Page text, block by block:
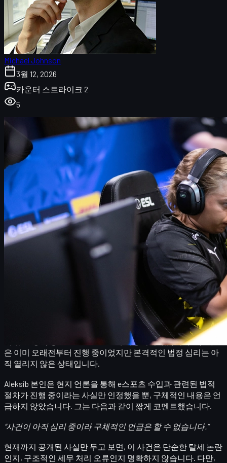
Michael Johnson
3월 12, 2026
카운터 스트라이크 2
5
Aleksib 세금 조세 사기 의혹 사건 개요
조사 타임라인과 핀란드 법적 절차
Aleksib의 커리어, 상금, 그리고 e스포츠 수입 구조
커뮤니티 반응과 무죄 추정에 대한 이야기
OG 시절과 조직 차원의 세금 구조 이슈
핀란드 세금 제도와 보통 어떤 처벌이 내려지나
NaVi와 Aleksib 앞으로의 전망
CS2 스킨 거래, 세금, 그리고 안전한 이용 가이드
정리 및 마무리
Aleksib 세금 조세 사기 의혹 사건 개요
Aleksi "Aleksib" Virolainen 은 현재 핀란드
혐의로 조사를 받고 있는
것으로 알려졌습니다. 이 이슈는 CS2 프로씬에서 상당한 파장
을 일으키고 있으며, 핀란드의 전통 스포츠와 e스포츠를 아우
보도에 따르면, 핀란드 세무당국이 2020년에 제기한 고발이동
부 우시마 지방법원(Eastern Uusimaa District Court)
으로 이관
에 예정되어 있습니다. 즉, 사건
은 이미 오래전부터 진행 중이었지만 본격적인 법정 심리는 아
직 열리지 않은 상태입니다.
Aleksib 본인은 현지 언론을 통해 e스포츠 수입과 관련된 법적
절차가 진행 중이라는 사실만 인정했을 뿐, 구체적인 내용은 언
급하지 않았습니다. 그는 다음과 같이 짧게 코멘트했습니다.
“사건이 아직 심리 중이라 구체적인 언급은 할 수 없습니다.”
현재까지 공개된 사실만 두고 보면, 이 사건은 단순한 탈세 논란
인지, 구조적인 세무 처리 오류인지 명확하지 않습니다. 다만,